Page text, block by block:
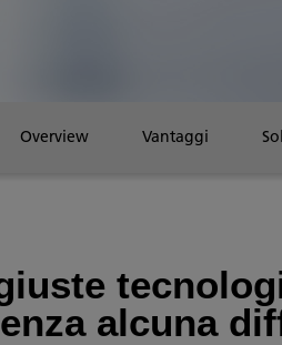
Overview Vantaggi
alcuna